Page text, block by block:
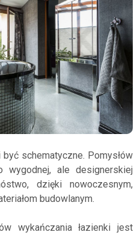
schematyczne. Pomysłów
wygodnej, ale designerskiej
dzięki nowoczesnym,
budowlanym.
wykańczania łazienki jest